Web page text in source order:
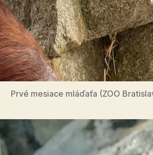
Prvé mesiace mláďaťa (ZOO